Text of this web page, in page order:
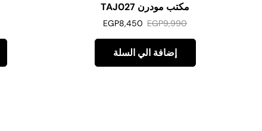
مكتب مودرن TAJ027
EGP9,990
EGP8,450
إضافة الي السلة